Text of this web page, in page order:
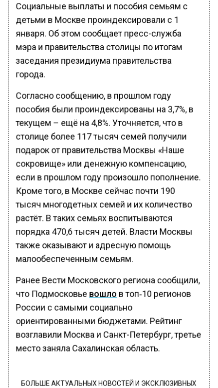
Социальные выплаты и пособия семьям с
детьми в Москве проиндексировали с 1
января. Об этом сообщает пресс-служба
мэра и правительства столицы по итогам
заседания президиума правительства
города.
Согласно сообщению, в прошлом году
пособия были проиндексированы на 3,7%, в
текущем – ещё на 4,8%. Уточняется, что в
столице более 117 тысяч семей получили
подарок от правительства Москвы «Наше
сокровище» или денежную компенсацию,
если в прошлом году произошло пополнение.
Кроме того, в Москве сейчас почти 190
тысяч многодетных семей и их количество
растёт. В таких семьях воспитываются
порядка 470,6 тысяч детей. Власти Москвы
также оказывают и адресную помощь
малообеспеченным семьям.
Ранее Вести Московского региона сообщили,
что Подмосковье вошло в топ‑10 регионов
России с самыми социально
ориентированными бюджетами. Рейтинг
возглавили Москва и Санкт-Петербург, третье
место заняла Сахалинская область.
БОЛЬШЕ АКТУАЛЬНЫХ НОВОСТЕЙ И ЭКСКЛЮЗИВНЫХ